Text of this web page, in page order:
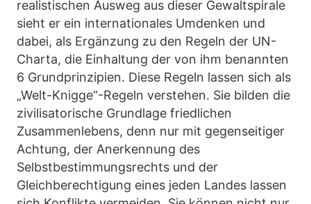
realistischen Ausweg aus dieser Gewaltspirale
sieht er ein internationales Umdenken und
dabei, als Ergänzung zu den Regeln der UN-
Charta, die Einhaltung der von ihm benannten
6 Grundprinzipien. Diese Regeln lassen sich als
„Welt-Knigge“-Regeln verstehen. Sie bilden die
zivilisatorische Grundlage friedlichen
Zusammenlebens, denn nur mit gegenseitiger
Achtung, der Anerkennung des
Selbstbestimmungsrechts und der
Gleichberechtigung eines jeden Landes lassen